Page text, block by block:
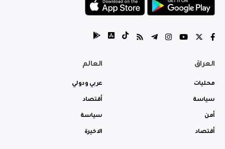
العراق
محليات
سياسة
أمن
أقتصاد
العالم
عربي ودولي
أقتصاد
سياسة
الاخيرة